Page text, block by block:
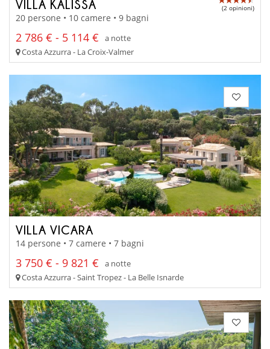
VILLA KALISSA (2 opinioni)
20 persone • 10 camere • 9 bagni
2 786 € - 5 114 €
a notte
Costa Azzurra - La Croix-Valmer
VILLA VICARA
14 persone • 7 camere • 7 bagni
3 750 € - 9 821 €
a notte
Costa Azzurra - Saint Tropez - La Belle Isnarde